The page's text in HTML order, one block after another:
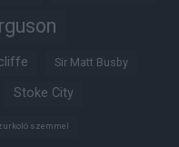
Sir Matt Busby
Stoke City
szemmel